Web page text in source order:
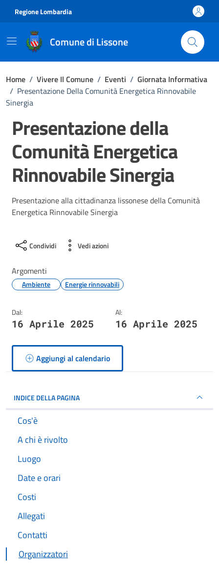
Regione Lombardia
Comune di Lissone
Home / Vivere Il Comune / Eventi / Giornata Informativa
/ Presentazione Della Comunità Energetica Rinnovabile
Sinergia
Presentazione della
Comunità Energetica
Rinnovabile Sinergia
Presentazione alla cittadinanza lissonese della Comunità
Energetica Rinnovabile Sinergia
Condividi Vedi azioni
Argomenti
Ambiente Energie rinnovabili
Dal:
16 Aprile 2025
Al:
16 Aprile 2025
Aggiungi al calendario
INDICE DELLA PAGINA
Cos'è
A chi è rivolto
Luogo
Date e orari
Costi
Allegati
Contatti
Organizzatori